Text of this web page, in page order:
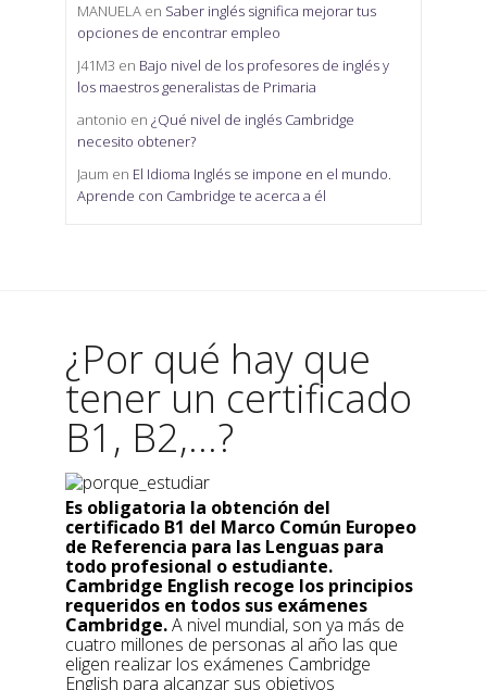
MANUELA en Saber inglés significa mejorar tus
opciones de encontrar empleo
J41M3 en Bajo nivel de los profesores de inglés y
los maestros generalistas de Primaria
antonio en ¿Qué nivel de inglés Cambridge
necesito obtener?
Jaum en El Idioma Inglés se impone en el mundo.
Aprende con Cambridge te acerca a él
¿Por qué hay que
tener un certificado
B1, B2,...?
Es obligatoria la obtención del
certificado B1 del Marco Común Europeo
de Referencia para las Lenguas para
todo profesional o estudiante.
Cambridge English recoge los principios
requeridos en todos sus exámenes
Cambridge.A nivel mundial, son ya más de
cuatro millones de personas al año las que
eligen realizar los exámenes Cambridge
English para alcanzar sus objetivos